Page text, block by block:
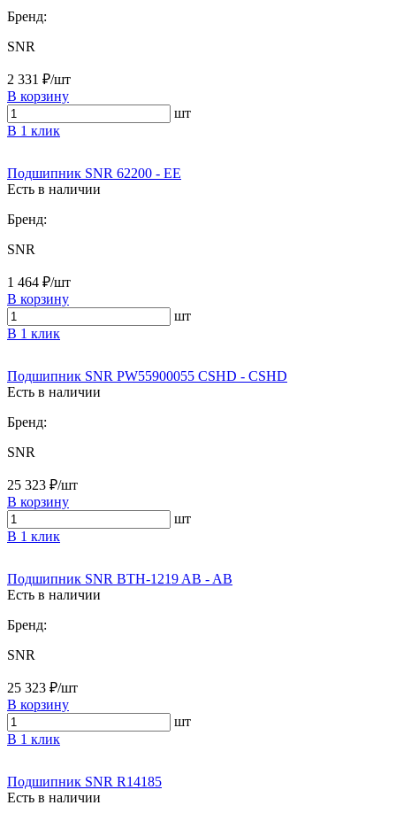
Бренд:
SNR
2 331 ₽/шт
В корзину
шт
В 1 клик
Подшипник SNR 62200 - EE
Есть в наличии
Бренд:
SNR
1 464 ₽/шт
В корзину
шт
В 1 клик
Подшипник SNR PW55900055 CSHD - CSHD
Есть в наличии
Бренд:
SNR
25 323 ₽/шт
В корзину
шт
В 1 клик
Подшипник SNR BTH-1219 AB - AB
Есть в наличии
Бренд:
SNR
25 323 ₽/шт
В корзину
шт
В 1 клик
Подшипник SNR R14185
Есть в наличии